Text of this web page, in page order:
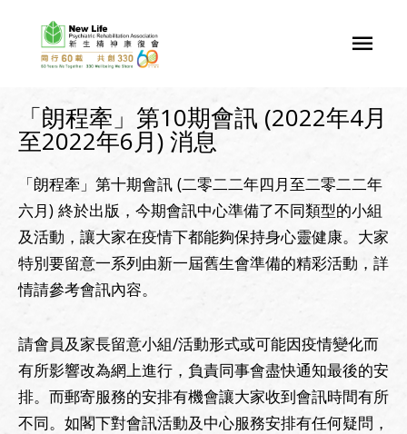
「朗程牽」第10期會訊 (2022年4月
至2022年6月) 消息
「朗程牽」第十期會訊 (二零二二年四月至二零二二年
六月) 終於出版，今期會訊中心準備了不同類型的小組
及活動，讓大家在疫情下都能夠保持身心靈健康。大家
特別要留意一系列由新一屆舊生會準備的精彩活動，詳
情請參考會訊內容。
請會員及家長留意小組/活動形式或可能因疫情變化而
有所影響改為網上進行，負責同事會盡快通知最後的安
排。而郵寄服務的安排有機會讓大家收到會訊時間有所
不同。如閣下對會訊活動及中心服務安排有任何疑問，